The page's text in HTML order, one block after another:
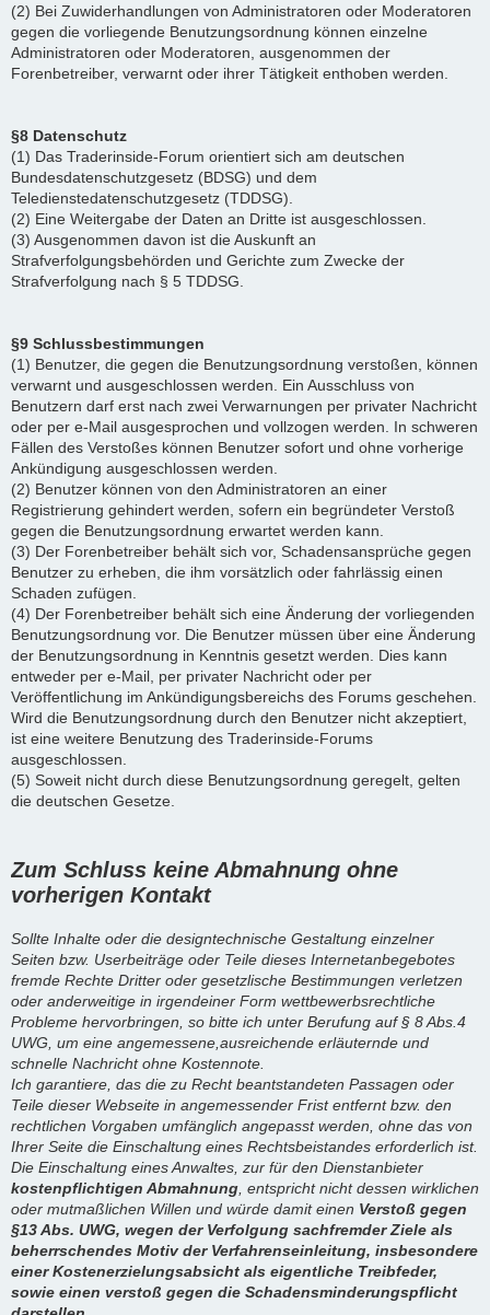
(2) Bei Zuwiderhandlungen von Administratoren oder Moderatoren
gegen die vorliegende Benutzungsordnung können einzelne
Administratoren oder Moderatoren, ausgenommen der
Forenbetreiber, verwarnt oder ihrer Tätigkeit enthoben werden.
§8 Datenschutz
(1) Das Traderinside-Forum orientiert sich am deutschen
Bundesdatenschutzgesetz (BDSG) und dem
Teledienstedatenschutzgesetz (TDDSG).
(2) Eine Weitergabe der Daten an Dritte ist ausgeschlossen.
(3) Ausgenommen davon ist die Auskunft an
Strafverfolgungsbehörden und Gerichte zum Zwecke der
Strafverfolgung nach § 5 TDDSG.
§9 Schlussbestimmungen
(1) Benutzer, die gegen die Benutzungsordnung verstoßen, können
verwarnt und ausgeschlossen werden. Ein Ausschluss von
Benutzern darf erst nach zwei Verwarnungen per privater Nachricht
oder per e-Mail ausgesprochen und vollzogen werden. In schweren
Fällen des Verstoßes können Benutzer sofort und ohne vorherige
Ankündigung ausgeschlossen werden.
(2) Benutzer können von den Administratoren an einer
Registrierung gehindert werden, sofern ein begründeter Verstoß
gegen die Benutzungsordnung erwartet werden kann.
(3) Der Forenbetreiber behält sich vor, Schadensansprüche gegen
Benutzer zu erheben, die ihm vorsätzlich oder fahrlässig einen
Schaden zufügen.
(4) Der Forenbetreiber behält sich eine Änderung der vorliegenden
Benutzungsordnung vor. Die Benutzer müssen über eine Änderung
der Benutzungsordnung in Kenntnis gesetzt werden. Dies kann
entweder per e-Mail, per privater Nachricht oder per
Veröffentlichung im Ankündigungsbereichs des Forums geschehen.
Wird die Benutzungsordnung durch den Benutzer nicht akzeptiert,
ist eine weitere Benutzung des Traderinside-Forums
ausgeschlossen.
(5) Soweit nicht durch diese Benutzungsordnung geregelt, gelten
die deutschen Gesetze.
Zum Schluss keine Abmahnung ohne
vorherigen Kontakt
Sollte Inhalte oder die designtechnische Gestaltung einzelner
Seiten bzw. Userbeiträge oder Teile dieses Internetanbegebotes
fremde Rechte Dritter oder gesetzlische Bestimmungen verletzen
oder anderweitige in irgendeiner Form wettbewerbsrechtliche
Probleme hervorbringen, so bitte ich unter Berufung auf § 8 Abs.4
UWG, um eine angemessene,ausreichende erläuternde und
schnelle Nachricht ohne Kostennote.
Ich garantiere, das die zu Recht beantstandeten Passagen oder
Teile dieser Webseite in angemessender Frist entfernt bzw. den
rechtlichen Vorgaben umfänglich angepasst werden, ohne das von
Ihrer Seite die Einschaltung eines Rechtsbeistandes erforderlich ist.
Die Einschaltung eines Anwaltes, zur für den Dienstanbieter
kostenpflichtigen Abmahnung , entspricht nicht dessen wirklichen
oder mutmaßlichen Willen und würde damit einen Verstoß gegen
§13 Abs. UWG, wegen der Verfolgung sachfremder Ziele als
beherrschendes Motiv der Verfahrenseinleitung, insbesondere
einer Kostenerzielungsabsicht als eigentliche Treibfeder,
sowie einen verstoß gegen die Schadensminderungspflicht